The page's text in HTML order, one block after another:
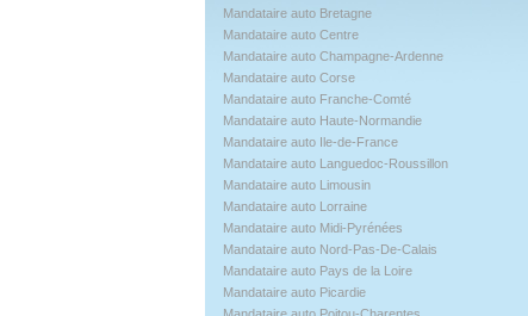
Mandataire auto Bretagne
Mandataire auto Centre
Mandataire auto Champagne-Ardenne
Mandataire auto Corse
Mandataire auto Franche-Comté
Mandataire auto Haute-Normandie
Mandataire auto Ile-de-France
Mandataire auto Languedoc-Roussillon
Mandataire auto Limousin
Mandataire auto Lorraine
Mandataire auto Midi-Pyrénées
Mandataire auto Nord-Pas-De-Calais
Mandataire auto Pays de la Loire
Mandataire auto Picardie